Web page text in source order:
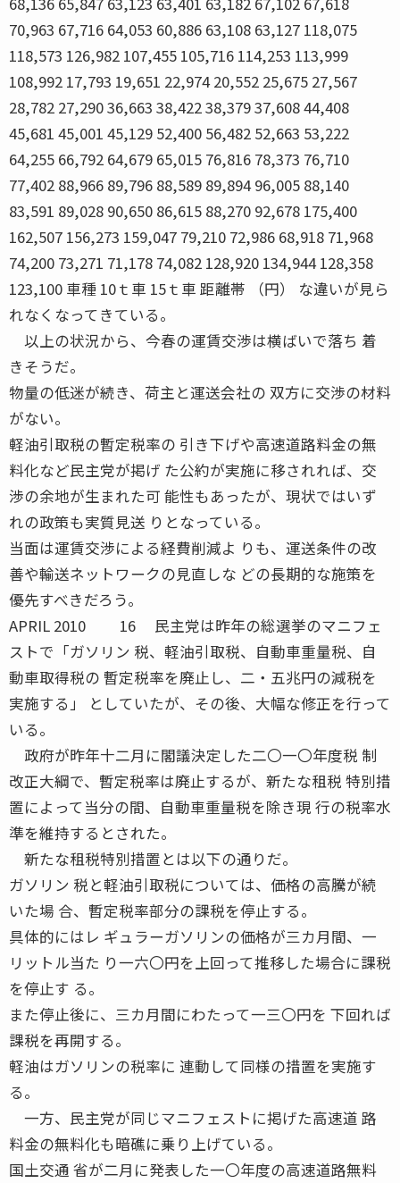
70,963 67,716 64,053 60,886 63,108 63,127 118,075
118,573 126,982 107,455 105,716 114,253 113,999
108,992 17,793 19,651 22,974 20,552 25,675 27,567
28,782 27,290 36,663 38,422 38,379 37,608 44,408
45,681 45,001 45,129 52,400 56,482 52,663 53,222
64,255 66,792 64,679 65,015 76,816 78,373 76,710
77,402 88,966 89,796 88,589 89,894 96,005 88,140
83,591 89,028 90,650 86,615 88,270 92,678 175,400
162,507 156,273 159,047 79,210 72,986 68,918 71,968
74,200 73,271 71,178 74,082 128,920 134,944 128,358
123,100 車種 10ｔ車 15ｔ車 距離帯 （円） な違いが見ら
れなくなってきている。
以上の状況から、今春の運賃交渉は横ばいで落ち 着
きそうだ。
物量の低迷が続き、荷主と運送会社の 双方に交渉の材料
がない。
軽油引取税の暫定税率の 引き下げや高速道路料金の無
料化など民主党が掲げ た公約が実施に移されれば、交
渉の余地が生まれた可 能性もあったが、現状ではいず
れの政策も実質見送 りとなっている。
当面は運賃交渉による経費削減よ りも、運送条件の改
善や輸送ネットワークの見直しな どの長期的な施策を
優先すべきだろう。
APRIL 2010 16 民主党は昨年の総選挙のマニフェ
ストで「ガソリン 税、軽油引取税、自動車重量税、自
動車取得税の 暫定税率を廃止し、二・五兆円の減税を
実施する」 としていたが、その後、大幅な修正を行って
いる。
政府が昨年十二月に閣議決定した二〇一〇年度税 制
改正大綱で、暫定税率は廃止するが、新たな租税 特別措
置によって当分の間、自動車重量税を除き現 行の税率水
準を維持するとされた。
新たな租税特別措置とは以下の通りだ。
ガソリン 税と軽油引取税については、価格の高騰が続
いた場 合、暫定税率部分の課税を停止する。
具体的にはレ ギュラーガソリンの価格が三カ月間、一
リットル当た り一六〇円を上回って推移した場合に課税
を停止す る。
また停止後に、三カ月間にわたって一三〇円を 下回れば
課税を再開する。
軽油はガソリンの税率に 連動して同様の措置を実施す
る。
一方、民主党が同じマニフェストに掲げた高速道 路
料金の無料化も暗礁に乗り上げている。
国土交通 省が二月に発表した一〇年度の高速道路無料